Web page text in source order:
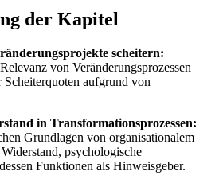
der Kapitel
scheitern:
von Veränderungsprozessen
aufgrund von
in Transformationsprozessen:
Grundlagen von organisationalem
psychologische
Funktionen als Hinweisgeber.